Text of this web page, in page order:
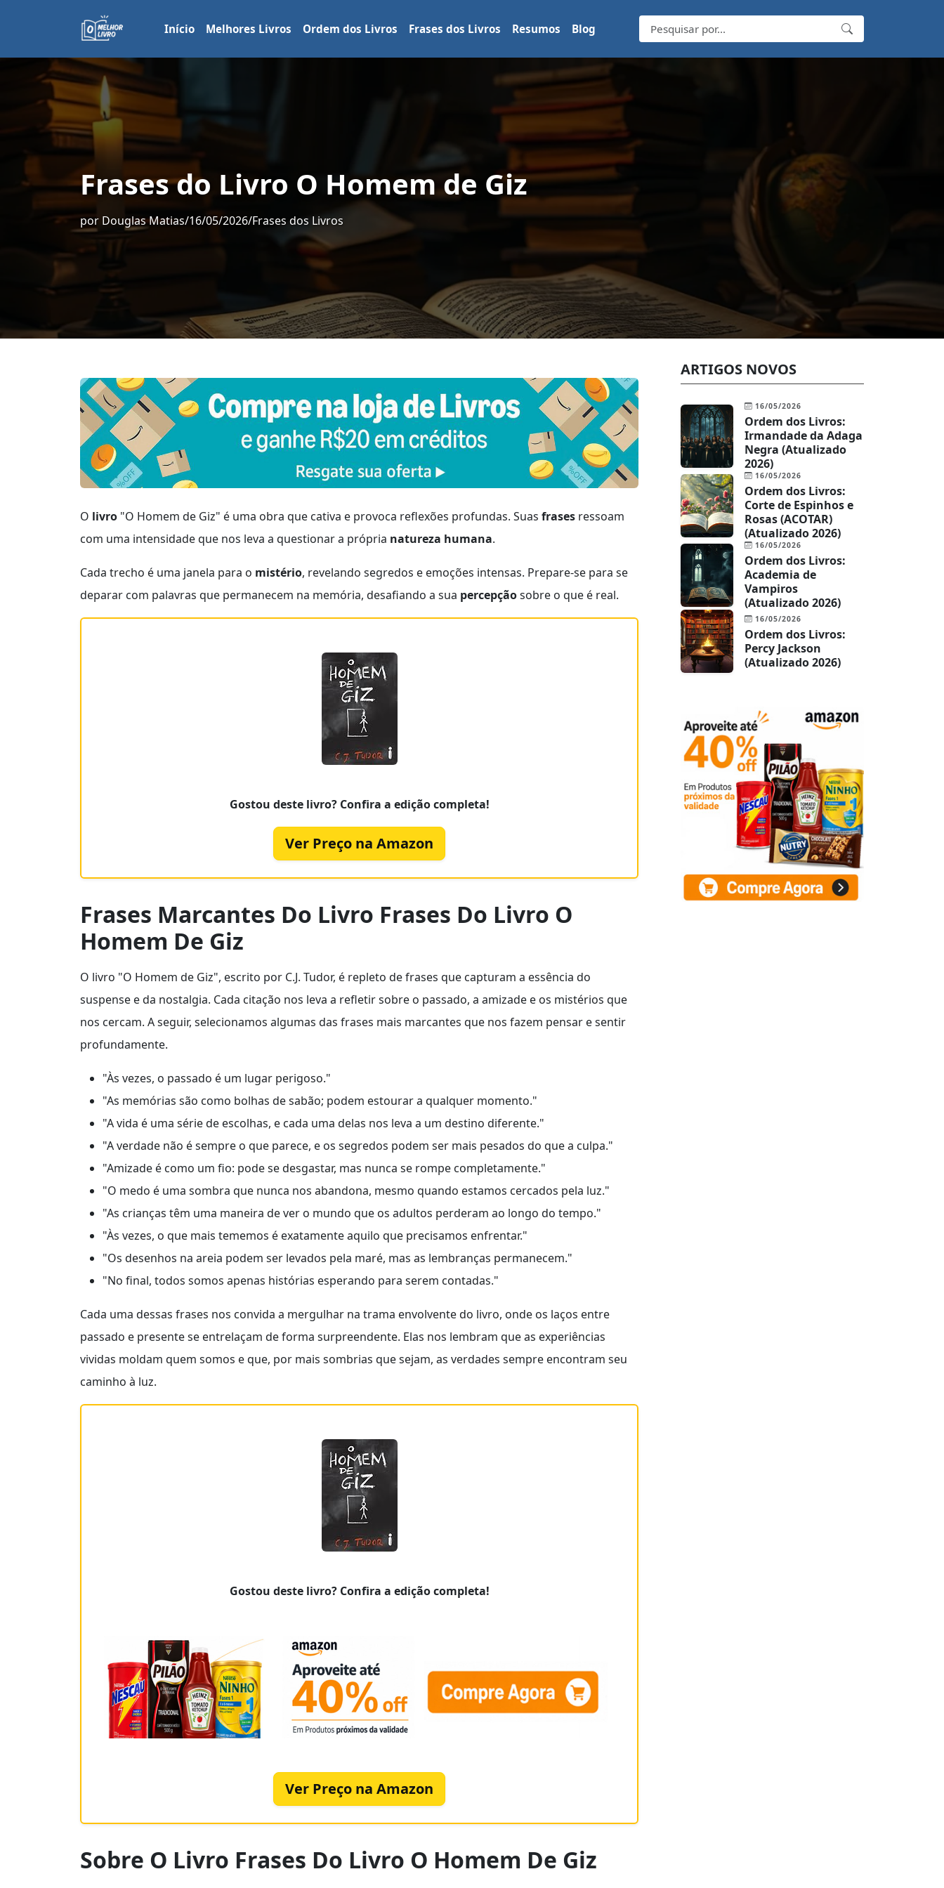
Início Melhores Livros Ordem dos Livros Frases dos Livros Resumos Blog
Frases do Livro O Homem de Giz
por Douglas Matias/16/05/2026/Frases dos Livros
O livro "O Homem de Giz" é uma obra que cativa e provoca reflexões profundas. Suas frases ressoam
com uma intensidade que nos leva a questionar a própria natureza humana.
Cada trecho é uma janela para o mistério, revelando segredos e emoções intensas. Prepare-se para se
deparar com palavras que permanecem na memória, desafiando a sua percepçãosobre o que é real.
Gostou deste livro? Confira a edição completa!
Ver Preço na Amazon
Frases Marcantes Do Livro Frases Do Livro O
Homem De Giz
O livro "O Homem de Giz", escrito por C.J. Tudor, é repleto de frases que capturam a essência do
suspense e da nostalgia. Cada citação nos leva a refletir sobre o passado, a amizade e os mistérios que
nos cercam. A seguir, selecionamos algumas das frases mais marcantes que nos fazem pensar e sentir
profundamente.
"Às vezes, o passado é um lugar perigoso."
"As memórias são como bolhas de sabão; podem estourar a qualquer momento."
"A vida é uma série de escolhas, e cada uma delas nos leva a um destino diferente."
"A verdade não é sempre o que parece, e os segredos podem ser mais pesados do que a culpa."
"Amizade é como um fio: pode se desgastar, mas nunca se rompe completamente."
"O medo é uma sombra que nunca nos abandona, mesmo quando estamos cercados pela luz."
"As crianças têm uma maneira de ver o mundo que os adultos perderam ao longo do tempo."
"Às vezes, o que mais tememos é exatamente aquilo que precisamos enfrentar."
"Os desenhos na areia podem ser levados pela maré, mas as lembranças permanecem."
"No final, todos somos apenas histórias esperando para serem contadas."
Cada uma dessas frases nos convida a mergulhar na trama envolvente do livro, onde os laços entre
passado e presente se entrelaçam de forma surpreendente. Elas nos lembram que as experiências
vividas moldam quem somos e que, por mais sombrias que sejam, as verdades sempre encontram seu
caminho à luz.
Gostou deste livro? Confira a edição completa!
Ver Preço na Amazon
Sobre O Livro Frases Do Livro O Homem De Giz
ARTIGOS NOVOS
16/05/2026
Ordem dos Livros:
Irmandade da Adaga
Negra (Atualizado
2026)
16/05/2026
Ordem dos Livros:
Corte de Espinhos e
Rosas (ACOTAR)
(Atualizado 2026)
16/05/2026
Ordem dos Livros:
Academia de
Vampiros
(Atualizado 2026)
16/05/2026
Ordem dos Livros:
Percy Jackson
(Atualizado 2026)